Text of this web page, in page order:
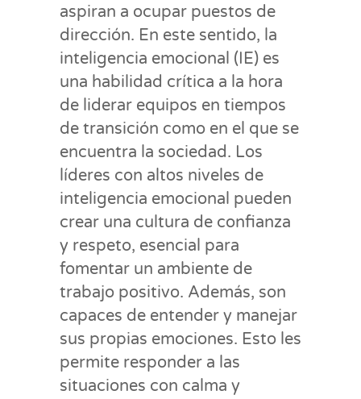
aspiran a ocupar puestos de
dirección. En este sentido, la
inteligencia emocional (IE) es
una habilidad crítica a la hora
de liderar equipos en tiempos
de transición como en el que se
encuentra la sociedad. Los
líderes con altos niveles de
inteligencia emocional pueden
crear una cultura de confianza
y respeto, esencial para
fomentar un ambiente de
trabajo positivo. Además, son
capaces de entender y manejar
sus propias emociones. Esto les
permite responder a las
situaciones con calma y